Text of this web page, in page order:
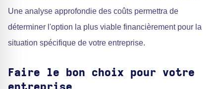
Une analyse approfondie des coûts permettra de
déterminer l'option la plus viable financièrement pour la
situation spécifique de votre entreprise.
Faire le bon choix pour votre